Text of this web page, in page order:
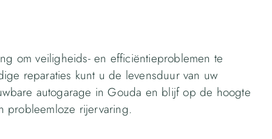
om veiligheids- en efficiëntieproblemen te
reparaties kunt u de levensduur van uw
autogarage in Gouda en blijf op de hoogte
probleemloze rijervaring.